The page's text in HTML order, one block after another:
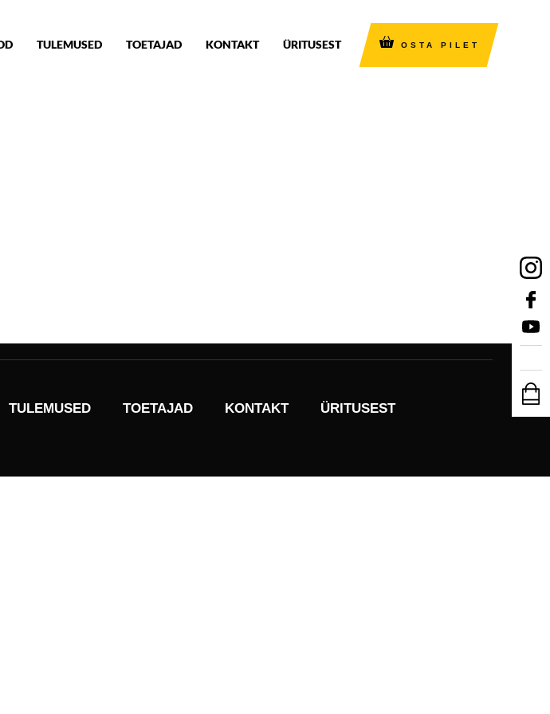
TULEMUSED TOETAJAD KONTAKT ÜRITUSEST OSTA PILET
TULEMUSED TOETAJAD KONTAKT ÜRITUSEST